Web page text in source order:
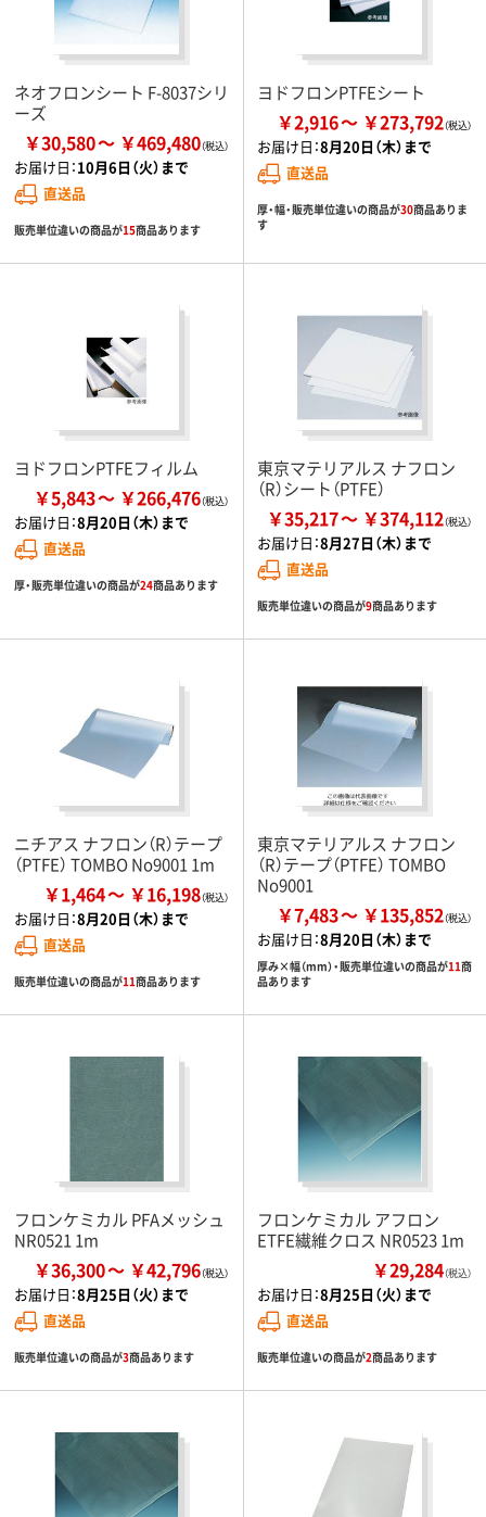
ネオフロンシート F-8037シリ
ーズ
￥30,580 ￥469,480
お届け日：10月6日（火）まで
直送品
販売単位違いの商品が15商品あります
ヨドフロンPTFEシート
￥2,916 ￥273,792
お届け日：8月20日（木）まで
直送品
厚・幅・販売単位違いの商品が30商品ありま
す
ヨドフロンPTFEフィルム
￥5,843 ￥266,476
お届け日：8月20日（木）まで
直送品
厚・販売単位違いの商品が24商品あります
東京マテリアルス ナフロン
（R）シート（PTFE）
￥35,217 ￥374,112
お届け日：8月27日（木）まで
直送品
販売単位違いの商品が9商品あります
ニチアス ナフロン（R）テープ
（PTFE） TOMBO No9001 1m
￥1,464 ￥16,198
お届け日：8月20日（木）まで
直送品
販売単位違いの商品が11商品あります
東京マテリアルス ナフロン
（R）テープ（PTFE） TOMBO
No9001
￥7,483 ￥135,852
お届け日：8月20日（木）まで
厚み×幅（mm）・販売単位違いの商品が11商
品あります
フロンケミカル PFAメッシュ
NR0521 1m
￥36,300 ￥42,796
お届け日：8月25日（火）まで
直送品
販売単位違いの商品が3商品あります
フロンケミカル アフロン
ETFE繊維クロス NR0523 1m
￥29,284（税込）
お届け日：8月25日（火）まで
直送品
販売単位違いの商品が2商品あります